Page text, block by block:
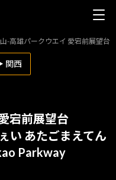
-高雄パークウエイ 愛宕前展望台
関西
宕前展望台
い あたごまえてん
Parkway